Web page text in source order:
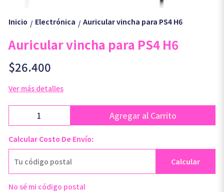
Inicio / Electrónica / Auricular vincha para PS4 H6
Auricular vincha para PS4 H6
$26.400
Ver más detalles
Agregar al Carrito
Calcular Costo De Envío:
Calcular
No sé mi código postal